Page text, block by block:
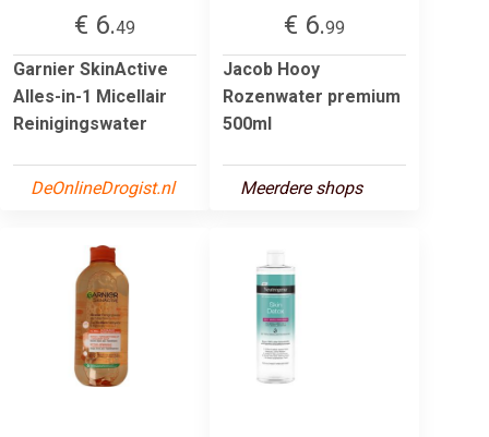
€ 6.49
Garnier SkinActive
Alles-in-1 Micellair
Reinigingswater
DeOnlineDrogist.nl
€ 6.99
Jacob Hooy
Rozenwater premium
500ml
Meerdere shops